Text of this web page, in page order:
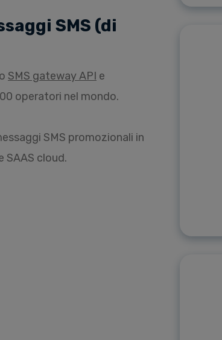
SMS (di
SMS gateway API e
operatori nel mondo.
SMS promozionali in
cloud.